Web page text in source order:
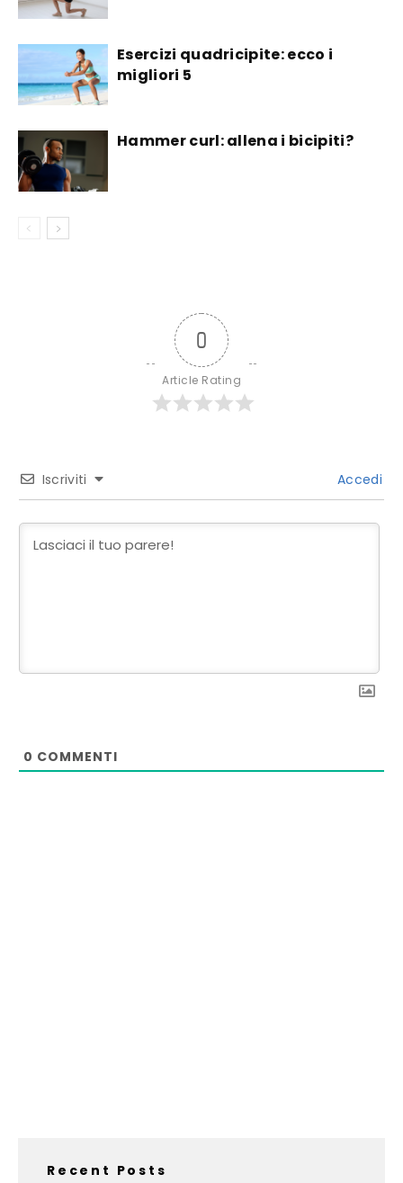
Esercizi quadricipite: ecco i
migliori 5
Hammer curl: allena i bicipiti?
0
Article Rating
Iscriviti Accedi
0 COMMENTI
Recent Posts